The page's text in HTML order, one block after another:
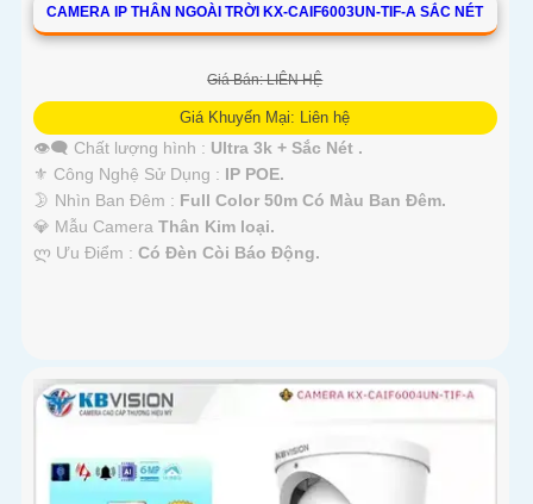
CAMERA IP THÂN NGOÀI TRỜI KX-CAIF6003UN-TIF-A SẮC NÉT
Giá Bán: LIÊN HỆ
Giá Khuyến Mại: Liên hệ
👁️‍🗨 Chất lượng hình : Ultra 3k + Sắc Nét .
⚜️ Công Nghệ Sử Dụng : IP POE.
🌛 Nhìn Ban Đêm : Full Color 50m Có Màu Ban Ðêm.
💎 Mẫu Camera Thân Kim loại.
️ლ Ưu Điểm : Có Ðèn Còi Báo Động.